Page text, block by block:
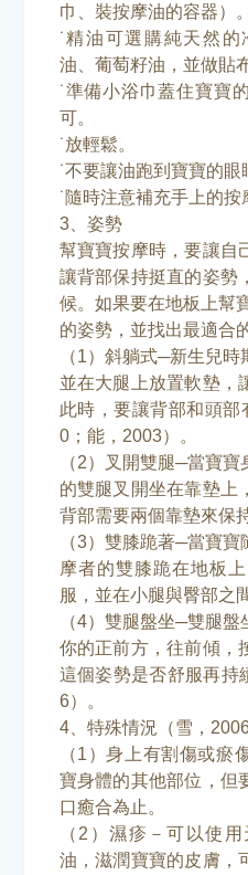
巾、裝按摩油的容器）。
˙精油可選購純天然
油、葡萄籽油，並做貼
˙準備小浴巾蓋住寶寶
可。
˙放輕鬆。
˙不要讓油跑到寶寶的眼
˙隨時注意補充手上的按
3、姿勢
幫寶寶按摩時，要讓自
讓背部保持挺直的姿勢
候。如果要在地板上幫
的姿勢，並找出最適合
（1）斜躺式─新生兒
並在大腿上放置軟墊，
此時，要讓背部和頭
0；能，2003）。
（2）叉開雙腿─當寶
的雙腿叉開坐在靠墊上
背部需要兩個靠墊來保
（3）雙膝跪著─當寶
摩者的雙膝跪在地板
服，並在小腿與臀部之
（4）雙腿盤坐─雙腿
你的正前方，往前傾，
這個姿勢是否舒服再持
6）。
4、特殊情況（雪，2006
（1）身上有割傷或瘀
寶身體的其他部位，但
口癒合為止。
（2）濕疹－可以使
油，滋潤寶寶的皮膚，